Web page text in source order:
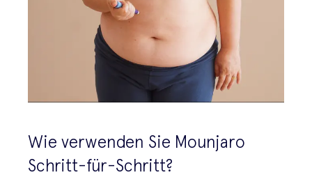
Wie verwenden Sie Mounjaro
Schritt-für-Schritt?